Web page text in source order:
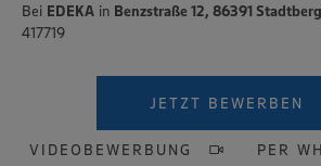
Bei EDEKA in Benzstraße 12, 86391
417719
JETZT BEWERBEN
VIDEOBEWERBUNG PER